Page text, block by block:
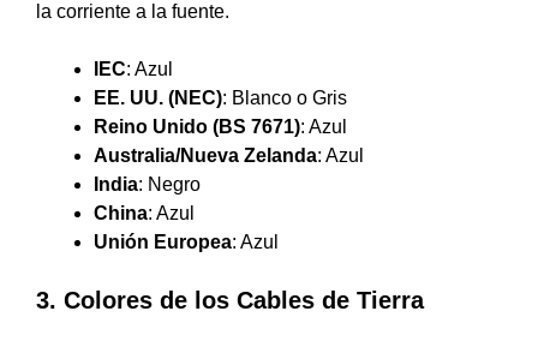
la corriente a la fuente.
IEC: Azul
EE. UU. (NEC): Blanco o Gris
Reino Unido (BS 7671): Azul
Australia/Nueva Zelanda: Azul
India: Negro
China: Azul
Unión Europea: Azul
3. Colores de los Cables de Tierra